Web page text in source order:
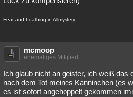
Fear and Loathing in Allmystery
mcmööp
ehemaliges Mitglied
Ich glaub nicht an geister, ich weiß das
nach dem Tot meines Kanninchen (es
es ist sofort angehoppelt gekommen